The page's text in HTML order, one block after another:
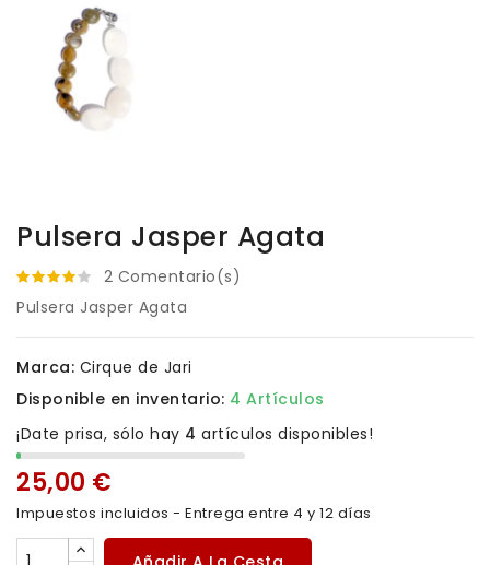
Pulsera Jasper Agata
2 Comentario(s)
Pulsera Jasper Agata
Marca: Cirque de Jari
Disponible en inventario: 4 Artículos
¡Date prisa, sólo hay 4 artículos disponibles!
25,00 €
Impuestos incluidos - Entrega entre 4 y 12 días